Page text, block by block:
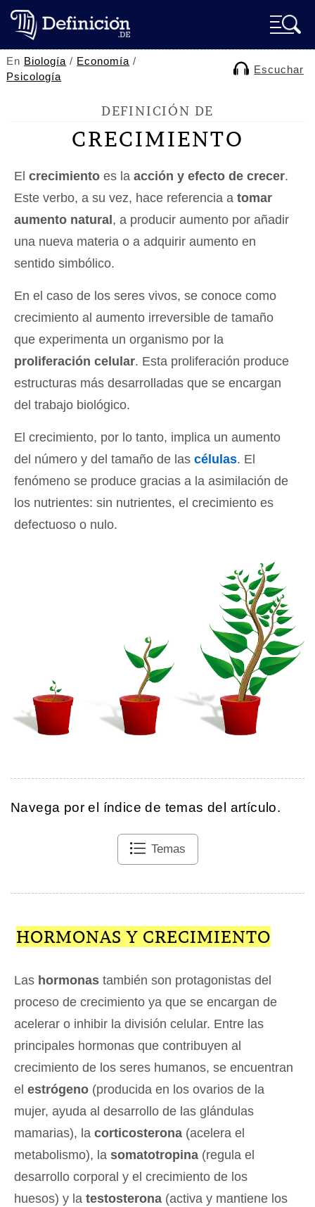
En Biología / Economía /
Psicología
Escuchar
DEFINICIÓN DE
CRECIMIENTO
El crecimiento es la acción y efecto de crecer.
Este verbo, a su vez, hace referencia a tomar
aumento natural , a producir aumento por añadir
una nueva materia o a adquirir aumento en
sentido simbólico.
En el caso de los seres vivos, se conoce como
crecimiento al aumento irreversible de tamaño
que experimenta un organismo por la
proliferación celular. Esta proliferación produce
estructuras más desarrolladas que se encargan
del trabajo biológico.
El crecimiento, por lo tanto, implica un aumento
del número y del tamaño de las células. El
fenómeno se produce gracias a la asimilación de
los nutrientes: sin nutrientes, el crecimiento es
defectuoso o nulo.
Navega por el índice de temas del artículo.
Temas
HORMONAS Y CRECIMIENTO
Las hormonas también son protagonistas del
proceso de crecimiento ya que se encargan de
acelerar o inhibir la división celular. Entre las
principales hormonas que contribuyen al
crecimiento de los seres humanos, se encuentran
el estrógeno (producida en los ovarios de la
mujer, ayuda al desarrollo de las glándulas
mamarias), la corticosterona (acelera el
metabolismo), la somatotropina (regula el
desarrollo corporal y el crecimiento de los
huesos) y la testosterona (activa y mantiene los